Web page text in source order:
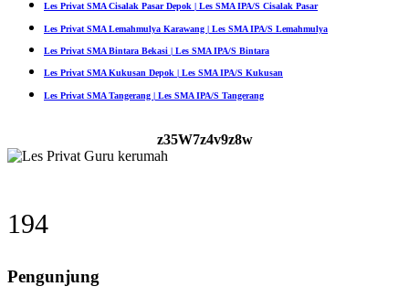
Les Privat SMA Cisalak Pasar Depok | Les SMA IPA/S Cisalak Pasar
Les Privat SMA Lemahmulya Karawang | Les SMA IPA/S Lemahmulya
Les Privat SMA Bintara Bekasi | Les SMA IPA/S Bintara
Les Privat SMA Kukusan Depok | Les SMA IPA/S Kukusan
Les Privat SMA Tangerang | Les SMA IPA/S Tangerang
z35W7z4v9z8w
194
Pengunjung